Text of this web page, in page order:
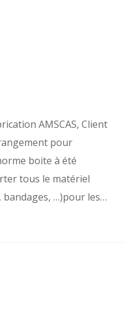
AMSCAS, Client
pour
boite à été
tous le matériel
…)pour les…